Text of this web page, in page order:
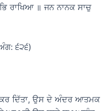
ਰਾਖਿਆ ॥ ਜਨ ਨਾਨਕ ਸਾਚੁ
੬੨੬)
ਦਿੱਤਾ, ਉਸ ਦੇ ਅੰਦਰ ਆਤਮਕ